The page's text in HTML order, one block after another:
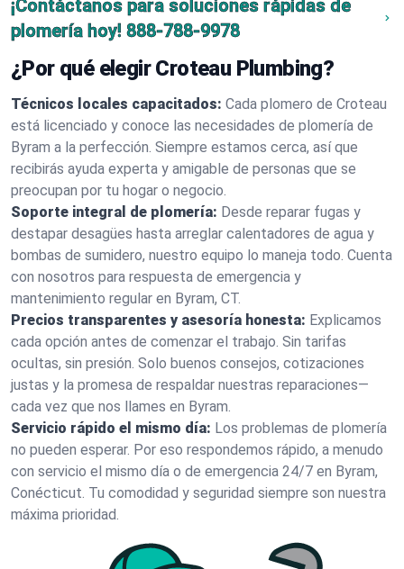
¡Contáctanos para soluciones rápidas de
plomería hoy! 888-788-9978
¿Por qué elegir Croteau Plumbing?
Técnicos locales capacitados: Cada plomero de Croteau
está licenciado y conoce las necesidades de plomería de
Byram a la perfección. Siempre estamos cerca, así que
recibirás ayuda experta y amigable de personas que se
preocupan por tu hogar o negocio.
Soporte integral de plomería: Desde reparar fugas y
destapar desagües hasta arreglar calentadores de agua y
bombas de sumidero, nuestro equipo lo maneja todo. Cuenta
con nosotros para respuesta de emergencia y
mantenimiento regular en Byram, CT.
Precios transparentes y asesoría honesta: Explicamos
cada opción antes de comenzar el trabajo. Sin tarifas
ocultas, sin presión. Solo buenos consejos, cotizaciones
justas y la promesa de respaldar nuestras reparaciones—
cada vez que nos llames en Byram.
Servicio rápido el mismo día: Los problemas de plomería
no pueden esperar. Por eso respondemos rápido, a menudo
con servicio el mismo día o de emergencia 24/7 en Byram,
Conécticut. Tu comodidad y seguridad siempre son nuestra
máxima prioridad.